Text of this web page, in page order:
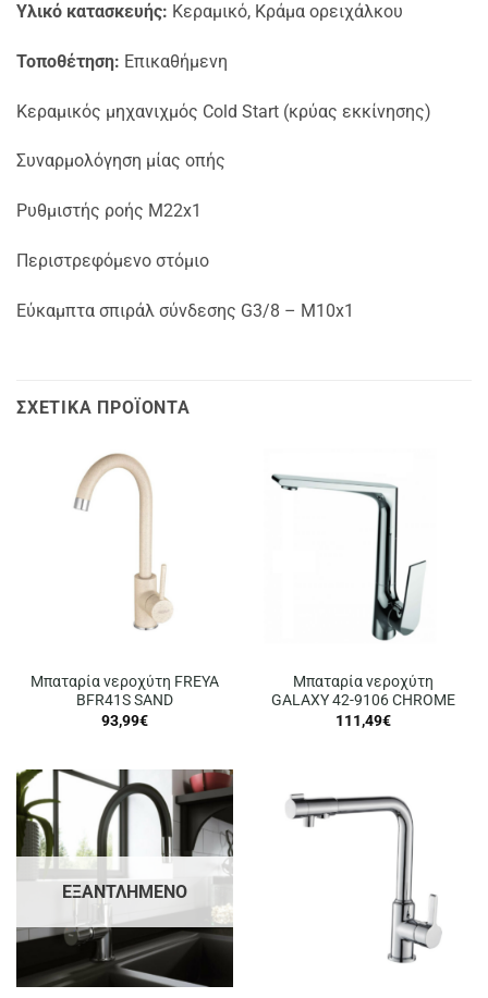
Υλικό κατασκευής: Κεραμικό, Κράμα ορειχάλκου
Τοποθέτηση: Επικαθήμενη
Κεραμικός μηχανιχμός Cold Start (κρύας εκκίνησης)
Συναρμολόγηση μίας οπής
Ρυθμιστής ροής M22x1
Περιστρεφόμενο στόμιο
Εύκαμπτα σπιράλ σύνδεσης G3/8 – M10x1
ΣΧΕΤΙΚΆ ΠΡΟΪΌΝΤΑ
Μπαταρία νεροχύτη FREYA
BFR41S SAND
93,99€
Μπαταρία νεροχύτη
GALAXY 42-9106 CHROME
111,49€
ΕΞΑΝΤΛΗΜΈΝΟ